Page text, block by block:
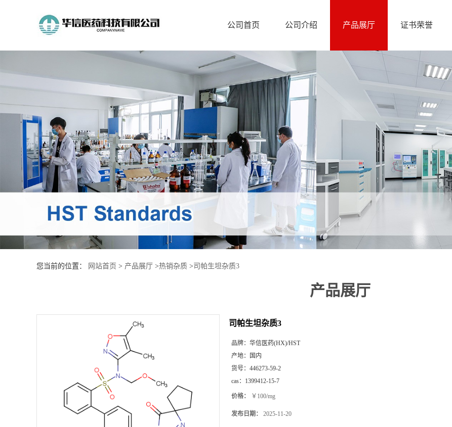
页
司
介
公司首页 公司介绍 产品展厅 证书荣誉
您当前的位置： 网站首页 > 产品展厅 >热销杂质 >司帕生坦杂质3
产品展厅
司帕生坦杂质3
品牌： 华信医药(HX)/HST
产地：
国内
货号： 446273-59-2
cas： 1399412-15-7
价格： ￥100/mg
发布日期： 2025-11-20